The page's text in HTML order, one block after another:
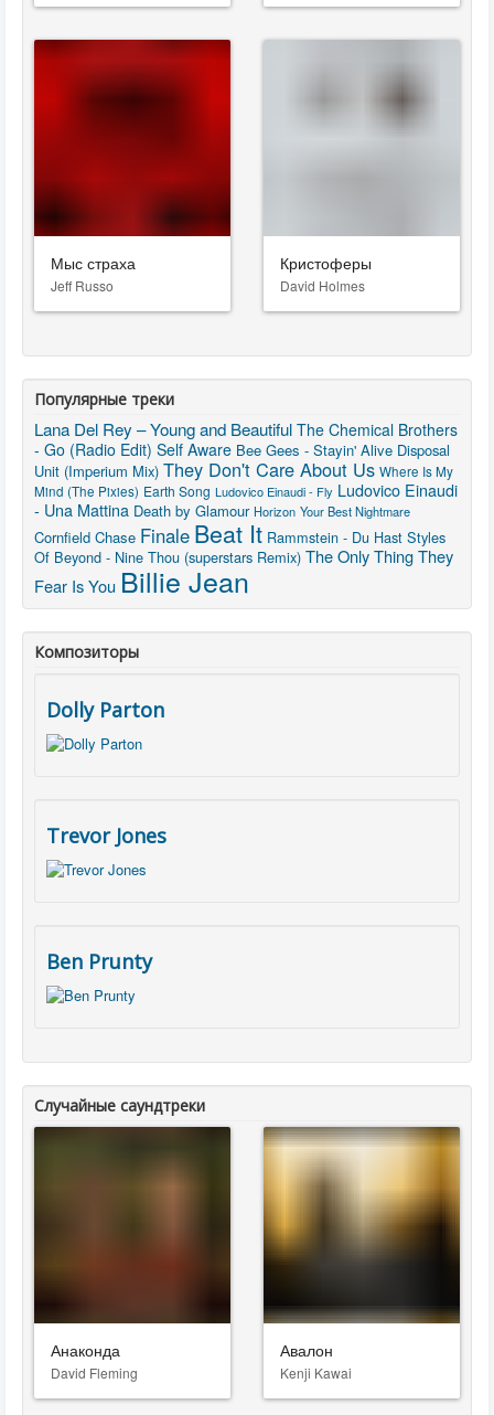
Мыс страха
Jeff Russo
Кристоферы
David Holmes
Популярные треки
Lana Del Rey – Young and Beautiful The Chemical Brothers
- Go (Radio Edit) Self Aware Bee Gees - Stayin' Alive Disposal
Unit (Imperium Mix) They Don't Care About Us Where Is My
Mind (The Pixies) Earth Song Ludovico Einaudi - Fly Ludovico Einaudi
- Una Mattina Death by Glamour Horizon Your Best Nightmare
Cornfield Chase Finale Beat It Rammstein - Du Hast Styles
Of Beyond - Nine Thou (superstars Remix) The Only Thing They
Fear Is You Billie Jean
Композиторы
Dolly Parton
Trevor Jones
Ben Prunty
Случайные саундтреки
Анаконда
David Fleming
Авалон
Kenji Kawai